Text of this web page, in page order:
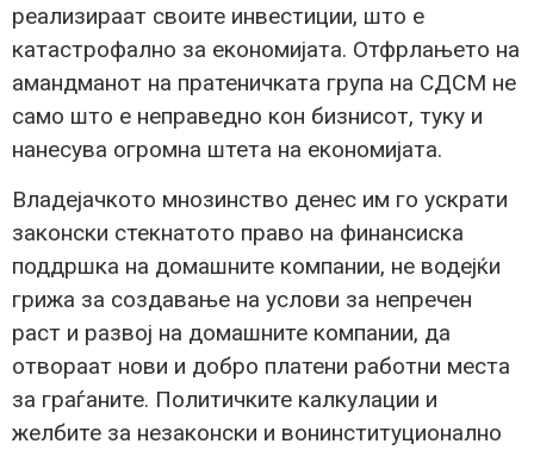
реализираат своите инвестиции, што е
катастрофално за економијата. Отфрлањето на
амандманот на пратеничката група на СДСМ не
само што е неправедно кон бизнисот, туку и
нанесува огромна штета на економијата.
Владејачкото мнозинство денес им го ускрати
законски стекнатото право на финансиска
поддршка на домашните компании, не водејќи
грижа за создавање на услови за непречен
раст и развој на домашните компании, да
отвораат нови и добро платени работни места
за граѓаните. Политичките калкулации и
желбите за незаконски и вонинституционално